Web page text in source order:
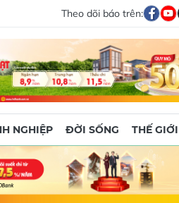
Theo dõi báo trên:
NGHIỆP ĐỜI SỐNG THẾ GIỚI